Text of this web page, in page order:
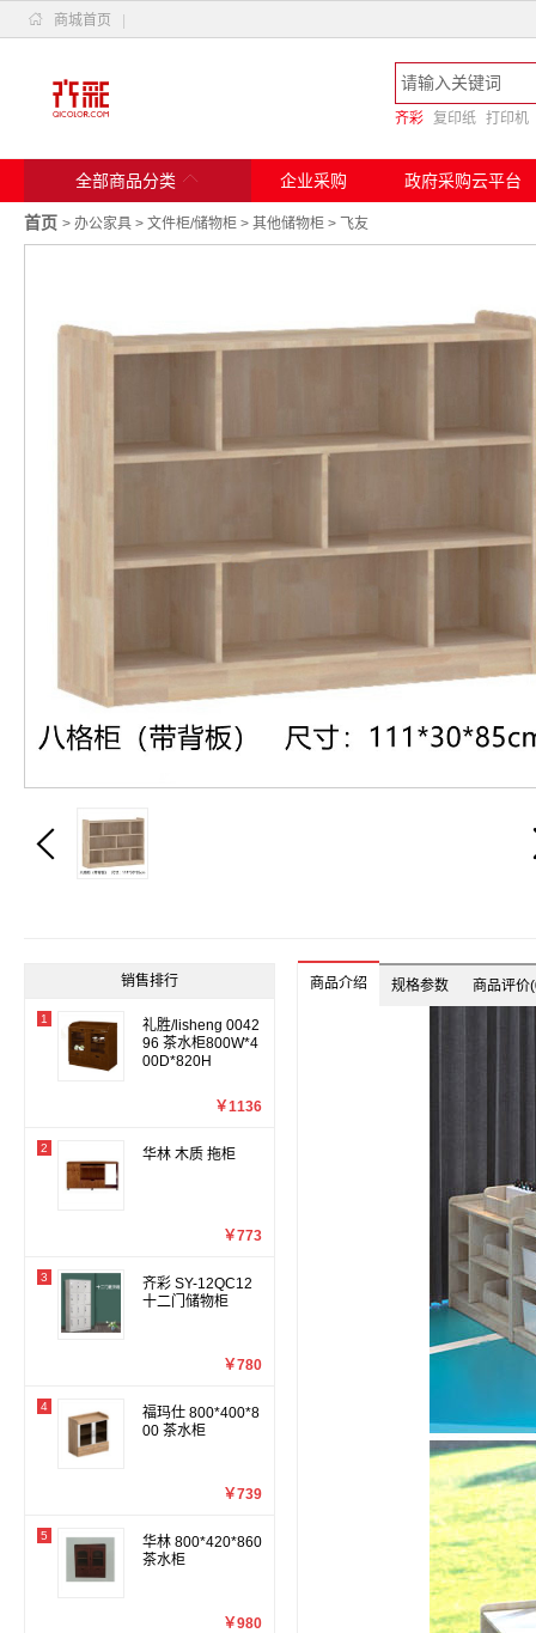
 商城首页
齐彩 复印纸 打印机
全部商品分类  企业采购 政府采购云平台
首页 > 办公家具 > 文件柜/储物柜 > 其他储物柜 > 飞友

销售排行
1
礼胜/lisheng 0042
96 茶水柜800W*4
00D*820H
￥1136
2 华林 木质 拖柜
￥773
3
齐彩 SY-12QC12
十二门储物柜
￥780
4
福玛仕 800*400*8
00 茶水柜
￥739
5
华林 800*420*860
茶水柜
￥980
商品介绍 规格参数 商品评价